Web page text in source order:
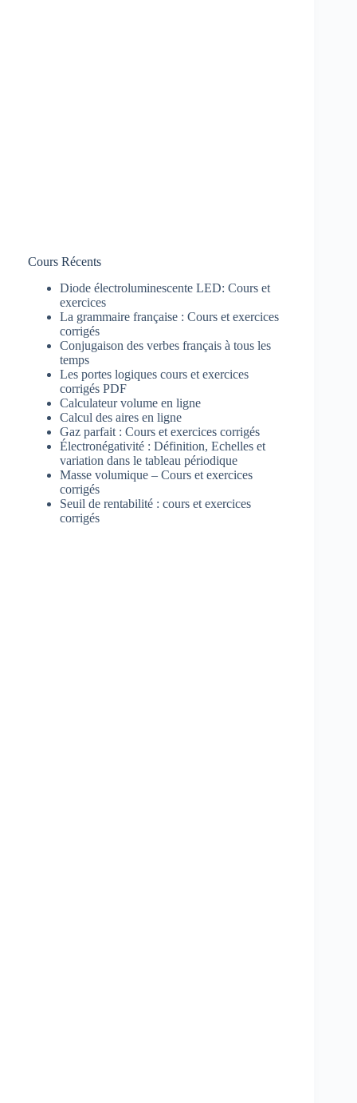
Cours Récents
Diode électroluminescente LED: Cours et
exercices
La grammaire française : Cours et exercices
corrigés
Conjugaison des verbes français à tous les
temps
Les portes logiques cours et exercices
corrigés PDF
Calculateur volume en ligne
Calcul des aires en ligne
Gaz parfait : Cours et exercices corrigés
Électronégativité : Définition, Echelles et
variation dans le tableau périodique
Masse volumique – Cours et exercices
corrigés
Seuil de rentabilité : cours et exercices
corrigés